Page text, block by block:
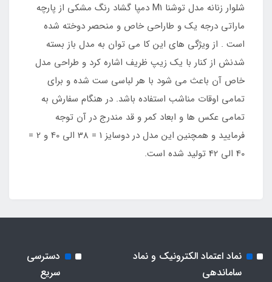
شلوار زنانه مدل توشنا M1 دمپا گشاد رنگ مشکی از پارچه
ماراتی درجه یک و طاراحی خاص و منحصر دوخته شده
است . از ویژگی های این کا می توان به مدل باز بسته
شدنش از کنار با یک زیپ ظریف اشاره کرد و طراحی مدل
خاص آن باعث می شود با هر لباسی ست شده و برای
تمامی اوقات مناشب استفاده باشد. در هنگام سفارش به
تمامی عکس ها و ابعاد کمر و قد مندرج در آن توجه
فرمایید و همچنین این مدل در دوسایز 1 = 38 الی 40 و 2 =
40 الی 42 تولید شده است.
نماد اعتماد الکترونیک و نماد
ساماندهی
دسترسی
سریع